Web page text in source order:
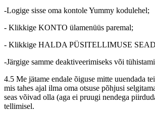
-Logige sisse oma kontole Yummy kodulehel;
- Klikkige KONTO ülamenüüs paremal;
- Klikkige HALDA PÜSITELLIMUSE
-Järgige samme deaktiveerimiseks või
4.5 Me jätame endale õiguse mitte uuendada
mis tahes ajal ilma oma otsuse põhjusi
seas võivad olla (aga ei pruugi nendega
tellimisel.